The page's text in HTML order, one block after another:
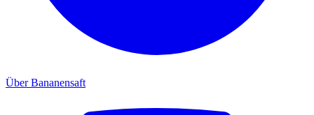
Über Bananensaft